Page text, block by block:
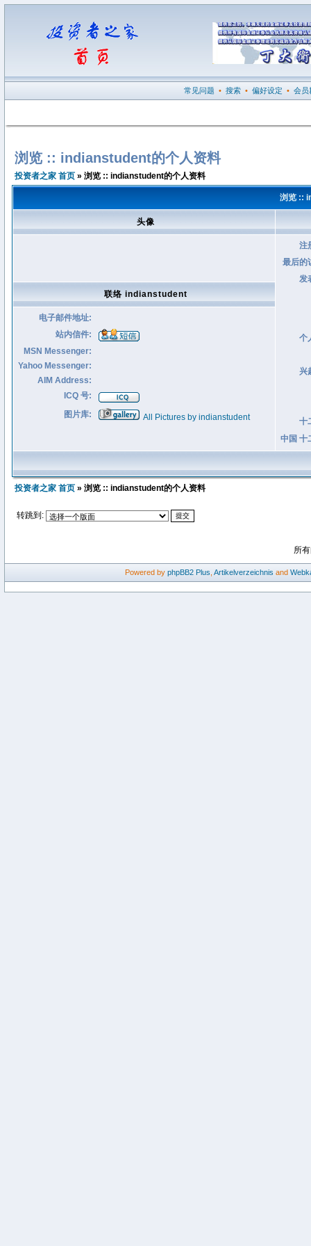
常见问题 • 搜索 • 偏好设定 • 会员
浏览 :: indianstudent的个人资料
投资者之家 首页 » 浏览 :: indianstudent的个人资料
浏览 ::
头像
注
最后的
发
个
兴
十
中国 十
联络 indianstudent
电子邮件地址:
站内信件:
MSN Messenger:
Yahoo Messenger:
AIM Address:
ICQ 号:
图片库:
All Pictures by indianstudent
投资者之家 首页 » 浏览 :: indianstudent的个人资料
转跳到:
所
Powered by phpBB2 Plus Artikelverzeichnis and